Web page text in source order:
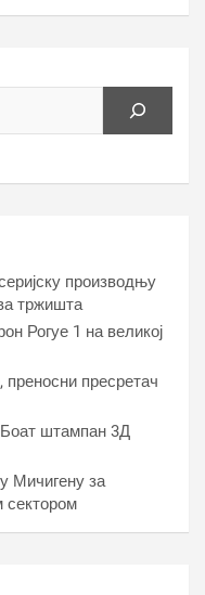
производњу
тржишта
Рогуе 1 на великој
пресретач
штампан 3Д
Мичигену за
сектором